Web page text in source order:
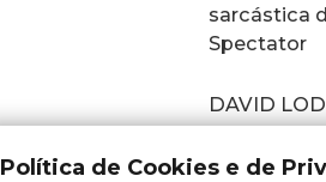
sarcástica
Spectator
DAVID
professor
ensino
Política de Cookies e de